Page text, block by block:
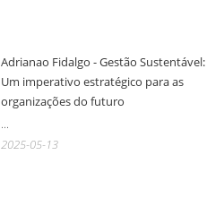
Adrianao Fidalgo - Gestão Sustentável:
Um imperativo estratégico para as
organizações do futuro
...
2025-05-13